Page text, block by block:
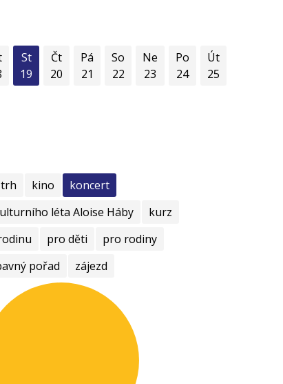
St
19
Čt
20
Pá
21
So
22
Ne
23
Po
24
Út
25
kino
koncert
léta Aloise Háby
kurz
pro děti
pro rodiny
pořad zájezd